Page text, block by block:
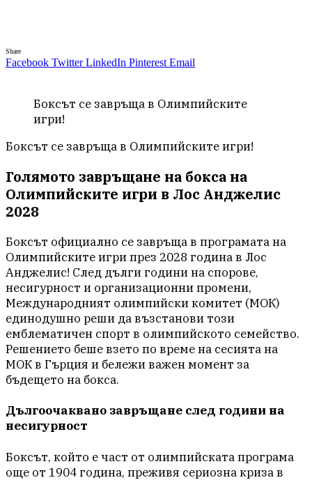
Share
Facebook Twitter LinkedIn Pinterest Email
Боксът се завръща в Олимпийските
игри!
Боксът се завръща в Олимпийските игри!
Голямото завръщане на бокса на
Олимпийските игри в Лос Анджелис
2028
Боксът официално се завръща в програмата на
Олимпийските игри през 2028 година в Лос
Анджелис! След дълги години на спорове,
несигурност и организационни промени,
Международният олимпийски комитет (МОК)
единодушно реши да възстанови този
емблематичен спорт в олимпийското семейство.
Решението беше взето по време на сесията на
МОК в Гърция и бележи важен момент за
бъдещето на бокса.
Дългоочаквано завръщане след години на
несигурност
Боксът, който е част от олимпийската програма
още от 1904 година, преживя сериозна криза в